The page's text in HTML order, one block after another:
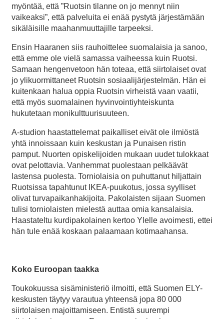
myöntää, että ”Ruotsin tilanne on jo mennyt niin
vaikeaksi”, että palveluita ei enää pystytä järjestämään
sikäläisille maahanmuuttajille tarpeeksi.
Ensin Haaranen siis rauhoittelee suomalaisia ja sanoo,
että emme ole vielä samassa vaiheessa kuin Ruotsi.
Samaan hengenvetoon hän toteaa, että siirtolaiset ovat
jo ylikuormittaneet Ruotsin sosiaalijärjestelmän. Hän ei
kuitenkaan halua oppia Ruotsin virheistä vaan vaatii,
että myös suomalainen hyvinvointiyhteiskunta
hukutetaan monikulttuurisuuteen.
A-studion haastattelemat paikalliset eivät ole ilmiöstä
yhtä innoissaan kuin keskustan ja Punaisen ristin
pamput. Nuorten opiskelijoiden mukaan uudet tulokkaat
ovat pelottavia. Vanhemmat puolestaan pelkäävät
lastensa puolesta. Torniolaisia on puhuttanut hiljattain
Ruotsissa tapahtunut IKEA-puukotus, jossa syylliset
olivat turvapaikanhakijoita. Pakolaisten sijaan Suomen
tulisi torniolaisten mielestä auttaa omia kansalaisia.
Haastateltu kurdipakolainen kertoo Ylelle avoimesti, ettei
hän tule enää koskaan palaamaan kotimaahansa.
Koko Euroopan taakka
Toukokuussa sisäministeriö ilmoitti, että Suomen ELY-
keskusten täytyy varautua yhteensä jopa 80 000
siirtolaisen majoittamiseen. Entistä suurempi